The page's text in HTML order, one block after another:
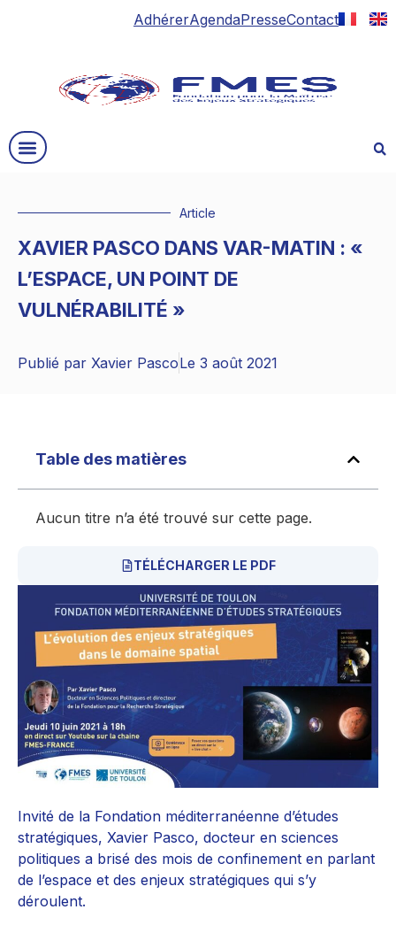
AdhérerAgendaPresseContact
Article
XAVIER PASCO DANS VAR-MATIN : «
L’ESPACE, UN POINT DE
VULNÉRABILITÉ »
Publié par Xavier PascoLe 3 août 2021
Table des matières
Aucun titre n’a été trouvé sur cette page.
TÉLÉCHARGER LE PDF
Invité de la Fondation méditerranéenne d’études
stratégiques, Xavier Pasco, docteur en sciences
politiques a brisé des mois de confinement en parlant
de l’espace et des enjeux stratégiques qui s’y
déroulent.